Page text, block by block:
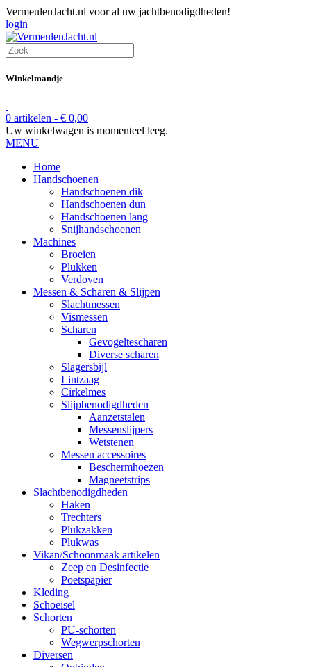
VermeulenJacht.nl voor al uw jachtbenodigdheden!
login
Winkelmandje
0 artikelen - € 0,00
Uw winkelwagen is momenteel leeg.
MENU
Home
Handschoenen
Handschoenen dik
Handschoenen dun
Handschoenen lang
Snijhandschoenen
Machines
Broeien
Plukken
Verdoven
Messen & Scharen & Slijpen
Slachtmessen
Vismessen
Scharen
Gevogeltescharen
Diverse scharen
Slagersbijl
Lintzaag
Cirkelmes
Slijpbenodigdheden
Aanzetstalen
Messenslijpers
Wetstenen
Messen accessoires
Beschermhoezen
Magneetstrips
Slachtbenodigdheden
Haken
Trechters
Plukzakken
Plukwas
Vikan/Schoonmaak artikelen
Zeep en Desinfectie
Poetspapier
Kleding
Schoeisel
Schorten
PU-schorten
Wegwerpschorten
Diversen